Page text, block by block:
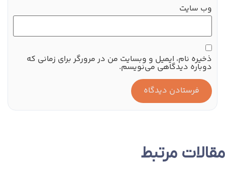
وب‌ سایت
ذخیره نام، ایمیل و وبسایت من در مرورگر برای زمانی که
دوباره دیدگاهی می‌نویسم.
مقالات مرتبط